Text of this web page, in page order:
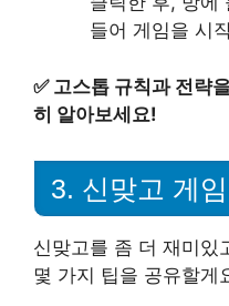
들어 게임을 시
✅ 고스톱 규칙과 전략
히 알아보세요!
3. 신맞고 게
신맞고를 좀 더 재미있
몇 가지 팁을 공유할게